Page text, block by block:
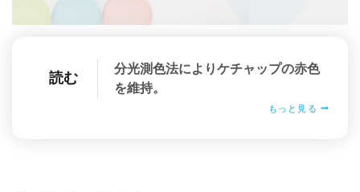
読む
分光測色法によりケチャップの赤色
を維持。
もっと見る